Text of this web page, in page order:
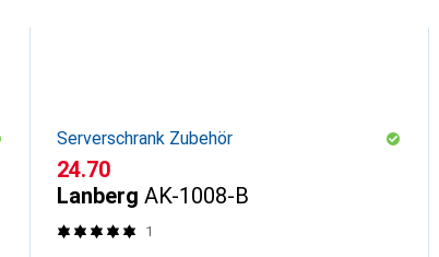
Serverschrank Zubehör
CHF
24.70
Lanberg AK-1008-B
1